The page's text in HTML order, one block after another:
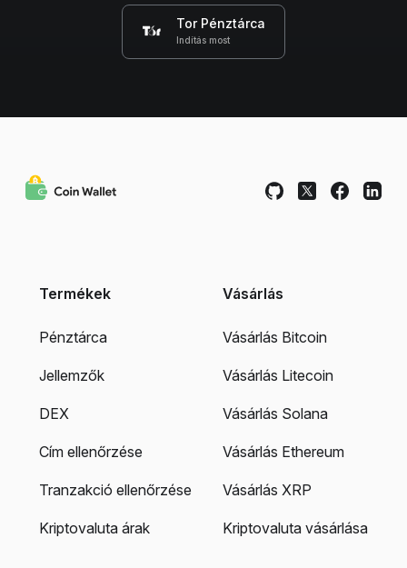
Tor Pénztárca
Indítás most
Termékek
Pénztárca
Jellemzők
DEX
Cím ellenőrzése
Tranzakció ellenőrzése
Kriptovaluta árak
Vásárlás
Vásárlás Bitcoin
Vásárlás Litecoin
Vásárlás Solana
Vásárlás Ethereum
Vásárlás XRP
Kriptovaluta vásárlása